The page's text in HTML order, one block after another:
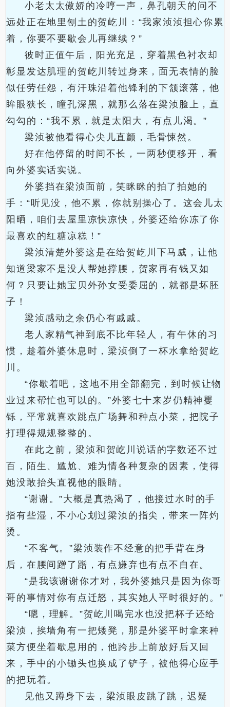
小老太太傲娇的冷哼一声，鼻孔朝天的问不
远处正在地里刨土的贺屹川：“我家浈浈担心你累
着，你要不要歇会儿再继续？”
彼时正值午后，阳光充足，穿着黑色衬衣却
彰显发达肌理的贺屹川转过身来，面无表情的脸
似任劳任怨，有汗珠沿着他锋利的下颔滚落，他
眸眼狭长，瞳孔深黑，就那么落在梁浈脸上，直
勾勾的：“我不累，就是太阳大，有点儿渴。”
梁浈被他看得心尖儿直颤，毛骨悚然。
好在他停留的时间不长，一两秒便移开，看
向外婆实话实说。
外婆挡在梁浈面前，笑眯眯的拍了拍她的
手：“听见没，他不累，你就别操心了。这会儿太
阳晒，咱们去屋里凉快凉快，外婆还给你冻了你
最喜欢的红糖凉糕！”
梁浈清楚外婆这是在给贺屹川下马威，让他
知道梁家不是没人帮她撑腰，贺家再有钱又如
何？只要让她宝贝外孙女受委屈的，就都是坏胚
子！
梁浈感动之余仍心有戚戚。
老人家精气神到底不比年轻人，有午休的习
惯，趁着外婆休息时，梁浈倒了一杯水拿给贺屹
川。
“你歇着吧，这地不用全部翻完，到时候让物
业过来帮忙也可以的。”外婆七十来岁仍精神矍
铄，平常就喜欢跳点广场舞和种点小菜，把院子
打理得规规整整的。
在此之前，梁浈和贺屹川说话的字数还不过
百，陌生、尴尬、难为情各种复杂的因素，使得
她没敢抬头直视他的眼睛。
“谢谢。”大概是真热渴了，他接过水时的手
指有些湿，不小心划过梁浈的指尖，带来一阵灼
烫。
“不客气。”梁浈装作不经意的把手背在身
后，在腰间蹭了蹭，有点嫌弃也有点不自在。
“是我该谢谢你才对，我外婆她只是因为你哥
哥的事情对你有点迁怒，其实她人平时很好的。”
“嗯，理解。”贺屹川喝完水也没把杯子还给
梁浈，挨墙角有一把矮凳，那是外婆平时拿来种
菜方便坐着歇息用的，他跨步上前放好后又回
来，手中的小锄头也换成了铲子，被他得心应手
的把玩着。
见他又蹲身下去，梁浈眼皮跳了跳，迟疑